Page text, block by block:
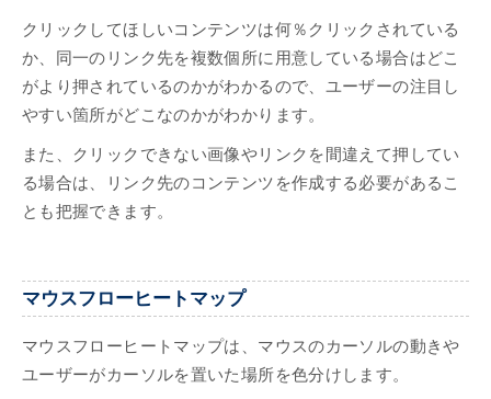
クリックしてほしいコンテンツは何％クリックされている
か、同一のリンク先を複数個所に用意している場合はどこ
がより押されているのかがわかるので、ユーザーの注目し
やすい箇所がどこなのかがわかります。
また、クリックできない画像やリンクを間違えて押してい
る場合は、リンク先のコンテンツを作成する必要があるこ
とも把握できます。
マウスフローヒートマップ
マウスフローヒートマップは、マウスのカーソルの動きや
ユーザーがカーソルを置いた場所を色分けします。